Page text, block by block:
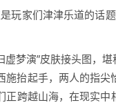
玩家们津津乐道的话
虚梦演”皮肤接头图，
抬起手，两人的指尖
正跨越山海，在现实